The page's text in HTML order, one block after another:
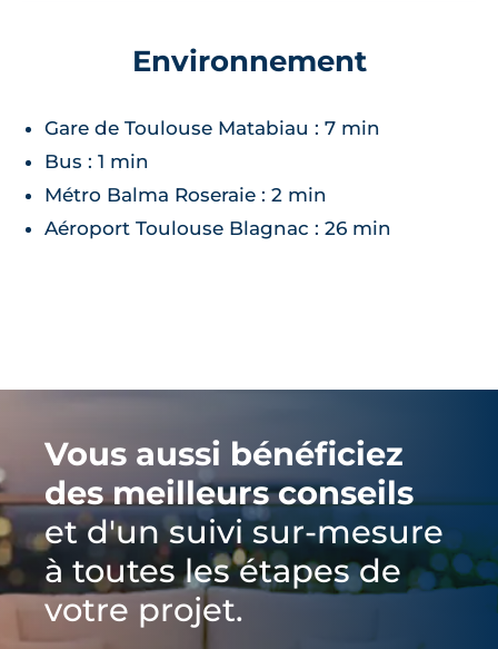
Environnement
Gare de Toulouse Matabiau : 7 min
Bus : 1 min
Métro Balma Roseraie : 2 min
Aéroport Toulouse Blagnac : 26 min
Vous aussi bénéficiez
des meilleurs conseils
et d'un suivi sur-mesure
à toutes les étapes de
votre projet.